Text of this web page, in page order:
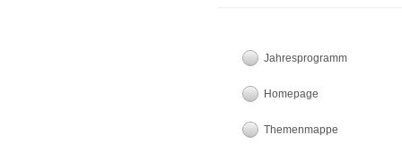
Jahresprogramm
Homepage
Themenmappe